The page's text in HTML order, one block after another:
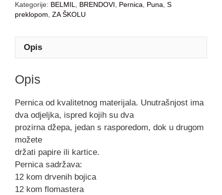
Kategorije: BELMIL BRENDOVI Pernica Puna S
preklopom ZA ŠKOLU
Opis
Opis
Pernica od kvalitetnog materijala. Unutrašnjost ima
dva odjeljka, ispred kojih su dva
prozirna džepa, jedan s rasporedom, dok u drugom
možete
držati papire ili kartice.
Pernica sadržava:
12 kom drvenih bojica
12 kom flomastera